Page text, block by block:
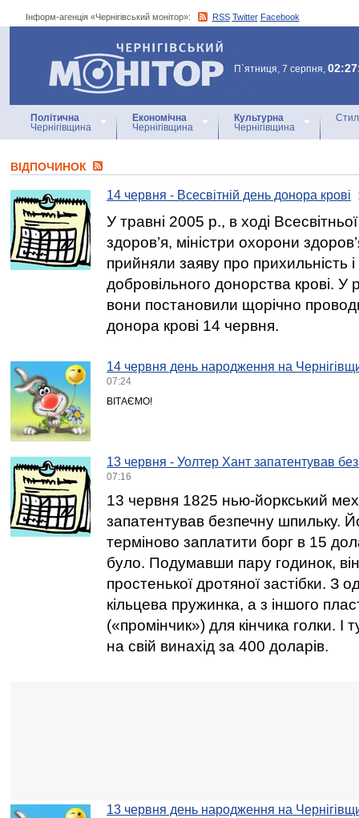
Інформ-агенція «Чернігівський монітор»: RSS Twitter Facebook
Інформ-агенція
«Чернігівський монітор»
П`ятниця, 7 серпня,
Політична
Чернігівщина
Економічна
Чернігівщина
Культурна
Чернігівщина
ВІДПОЧИНОК
14 червня - Всесвітній день донора крові
У травні 2005 р., в ході
здоров’я, міністри охорони
прийняли заяву про прихильність і
добровільного донорства крові. У
вони постановили щорічно
донора крові 14 червня.
14 червня день народження на
07:24
ВІТАЄМО!
13 червня - Уолтер Хант запатентував
07:16
13 червня 1825 нью-йоркський
запатентував безпечну шпильку.
терміново заплатити борг в 15
було. Подумавши пару годинок, він
простенької дротяної застібки. З
кільцева пружинка, а з іншого
(«промінчик») для кінчика голки. І
на свій винахід за 400 доларів.
13 червня день народження на